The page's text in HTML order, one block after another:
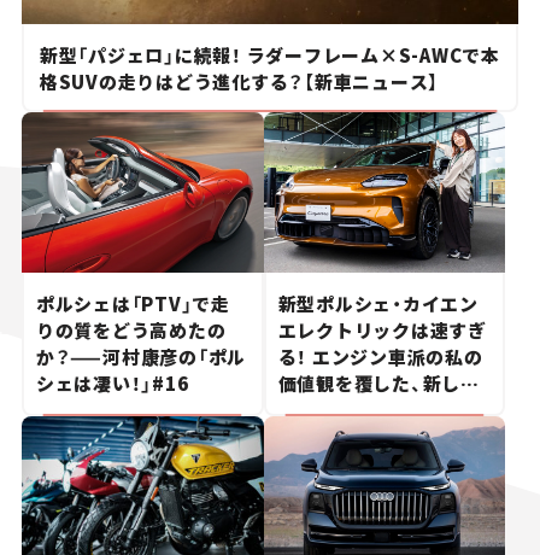
新型「パジェロ」に続報！ ラダーフレーム×S-AWCで本
格SUVの走りはどう進化する？【新車ニュース】
ポルシェは「PTV」で走
りの質をどう高めたの
か？——河村康彦の「ポル
シェは凄い！」#16
新型ポルシェ・カイエン
エレクトリックは速すぎ
る！ エンジン車派の私の
価値観を覆した、新しい
ポルシェの走り。